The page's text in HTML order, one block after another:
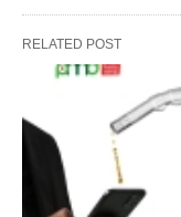
RELATED POST